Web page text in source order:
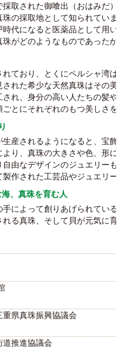
取された御喰出（おはみだ
の採取地として知られてい
時代になると医薬品として用
がどのようなものであったか
ており、とくにペルシャ湾
れた希少な天然真珠はその
れ、身分の高い人たちの髪
とにそれぞれのもつ美しさを
産されるようになると、宝
り、真珠の大きさや色、形
由なデザインのジュエリー
作された工芸品やジュエリー
、真珠を育む人
によって創りあげられてい
る真珠、そして貝が元気に
県真珠振興協議会
道推進協議会